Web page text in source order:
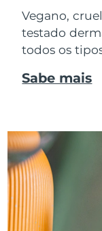
Vegano,
testado
todos os
Sabe mais